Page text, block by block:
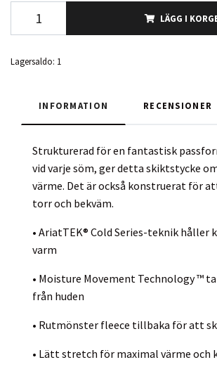
LÄGG I
Lagersaldo: 1
INFORMATION RECENSIONER
Strukturerad för en fantastisk
vid varje söm, ger detta skiktstycke
värme. Det är också konstruerat för
torr och bekväm.
• AriatTEK® Cold Series-teknik håller
varm
• Moisture Movement Technology ™
från huden
• Rutmönster fleece tillbaka för att
• Lätt stretch för maximal värme och